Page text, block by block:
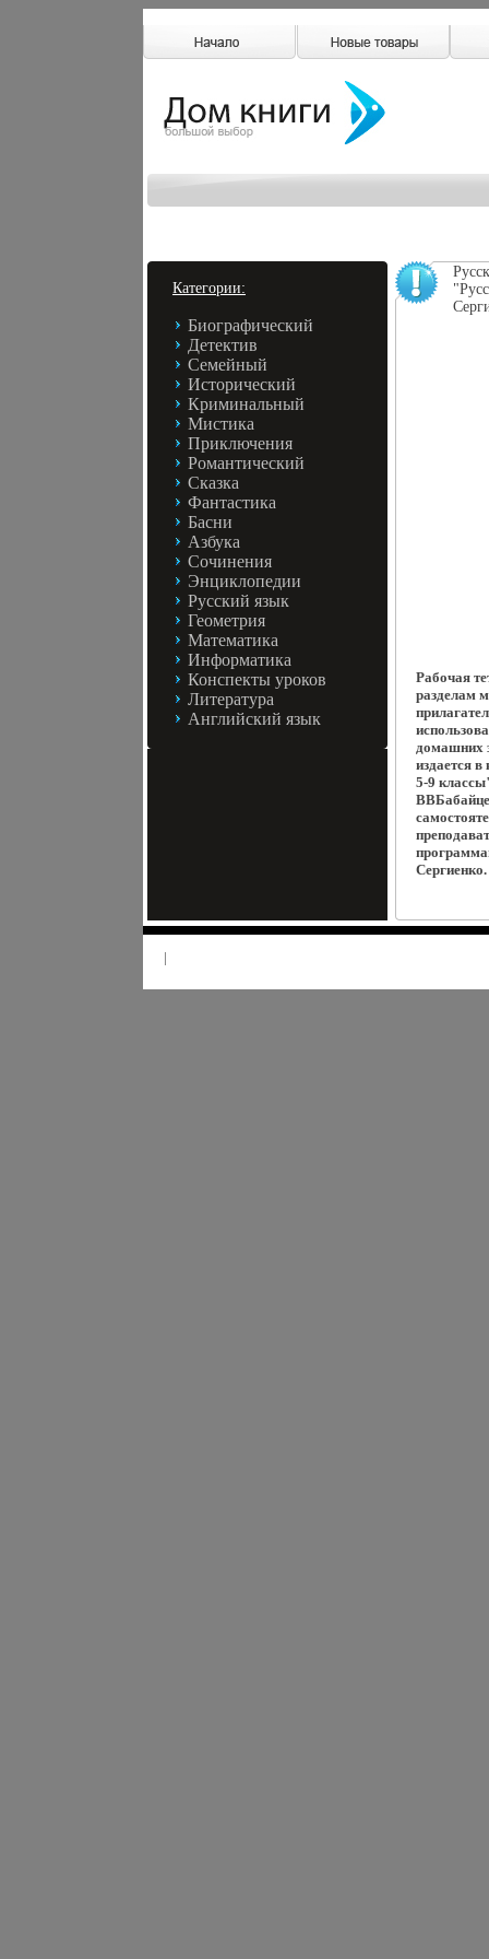
Категории:
Биографический
Детектив
Семейный
Исторический
Криминальный
Мистика
Приключения
Романтический
Сказка
Фантастика
Басни
Азбука
Сочинения
Энциклопедии
Русский язык
Геометрия
Математика
Информатика
Конспекты уроков
Литература
Английский язык
Рабочая
разделам
домашних
издается
5-9
Сергиенко.
|